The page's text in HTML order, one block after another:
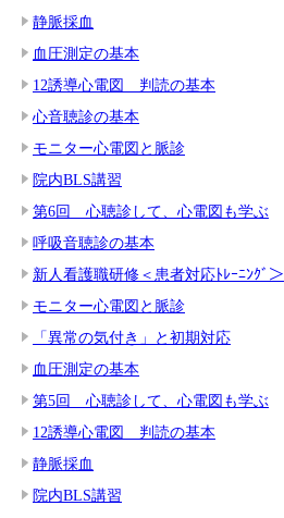
静脈採血
血圧測定の基本
12誘導心電図 判読の基本
心音聴診の基本
モニター心電図と脈診
院内BLS講習
第6回 心聴診して、心電図も学ぶ
呼吸音聴診の基本
新人看護職研修＜患者対応ﾄﾚｰﾆﾝｸﾞ＞
モニター心電図と脈診
「異常の気付き」と初期対応
血圧測定の基本
第5回 心聴診して、心電図も学ぶ
12誘導心電図 判読の基本
静脈採血
院内BLS講習